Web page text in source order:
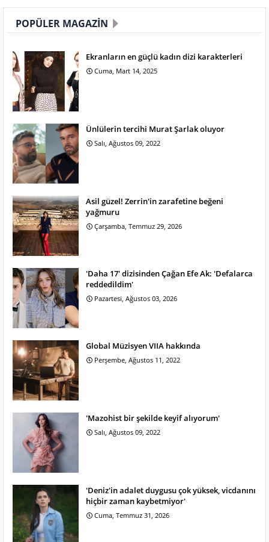
POPÜLER MAGAZIN
Ekranların en güçlü kadın dizi karakterleri
Cuma, Mart 14, 2025
Ünlülerin tercihi Murat Şarlak oluyor
Salı, Ağustos 09, 2022
Asil güzel! Zerrin'in zarafetine beğeni
yağmuru
Çarşamba, Temmuz 29, 2026
'Daha 17' dizisinden Çağan Efe Ak: 'Defalarca
reddedildim'
Pazartesi, Ağustos 03, 2026
Global Müzisyen VIIA hakkında
Perşembe, Ağustos 11, 2022
'Mazohist bir şekilde keyif alıyorum'
Salı, Ağustos 09, 2022
'Deniz'in adalet duygusu çok yüksek, vicdanını
hiçbir zaman kaybetmiyor'
Cuma, Temmuz 31, 2026